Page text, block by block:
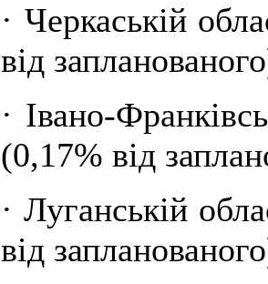
· Черкаській
від
· Івано-
(0,17% від
· Луганській
від